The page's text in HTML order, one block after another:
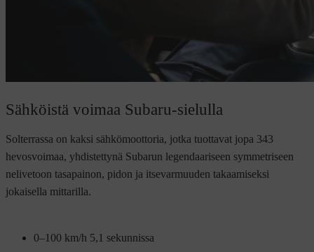
Sähköistä voimaa Subaru-sielulla
Solterrassa on kaksi sähkömoottoria, jotka tuottavat jopa 343
hevosvoimaa, yhdistettynä Subarun legendaariseen symmetriseen
nelivetoon tasapainon, pidon ja itsevarmuuden takaamiseksi
jokaisella mittarilla.
0–100 km/h 5,1 sekunnissa